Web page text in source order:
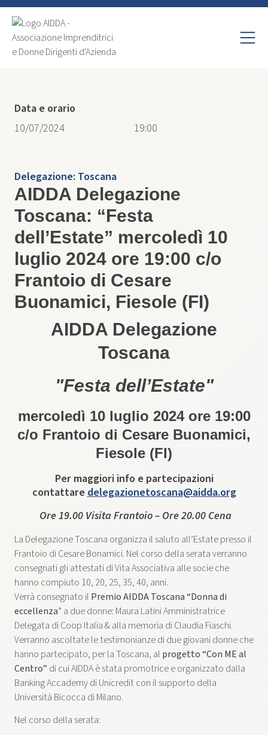
Delegazione: Toscana
AIDDA Delegazione
Toscana: “Festa
dell’Estate” mercoledì 10
luglio 2024 ore 19:00 c/o
Frantoio di Cesare
Buonamici, Fiesole (FI)
AIDDA Delegazione
Toscana
"Festa dell’Estate"
mercoledì 10 luglio 2024 ore 19:00
c/o Frantoio di Cesare Buonamici,
Fiesole (FI)
Per maggiori info e partecipazioni
contattaredelegazionetoscana@aidda.org
Ore 19.00 Visita Frantoio – Ore 20.00 Cena
La Delegazione Toscana organizza il saluto all’Estate presso il
Frantoio di Cesare Bonamici. Nel corso della serata verranno
consegnati gli attestati di Vita Associativa alle socie che
hanno compiuto 10, 20, 25, 35, 40, anni.
Verrà consegnato il Premio AIDDA Toscana “Donna di
eccellenza” a due donne: Maura Latini Amministratrice
Delegata di Coop Italia & alla memoria di Claudia Fiaschi.
Verranno ascoltate le testimonianze di due giovani donne che
hanno partecipato, per la Toscana, al progetto “Con ME al
Centro” di cui AIDDA è stata promotrice e organizzato dalla
Banking Accademy di Unicredit con il supporto della
Università Bicocca di Milano.
Nel corso della serata:
Data e orario
10/07/2024
19:00